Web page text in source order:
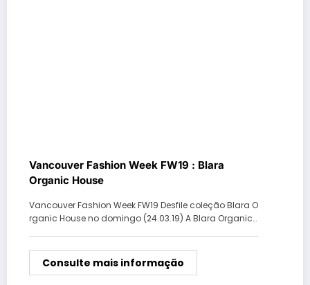
Vancouver Fashion Week FW19 : Blara
Organic House
Vancouver Fashion Week FW19 Desfile coleção Blara O
rganic House no domingo (24.03.19) A Blara Organic…
Consulte mais informação